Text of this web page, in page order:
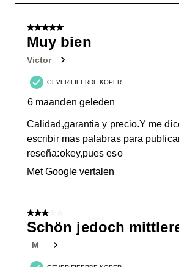
van
Beoordelingen.
5 van 5 sterren.
Muy bien
Victor
GEVERIFIEERDE KOPER
6 maanden geleden
Calidad,garantia y precio.Y me
escribir mas palabras para
reseña:okey,pues eso
Met Google vertalen
3 van 5 sterren.
Schön jedoch
_M_